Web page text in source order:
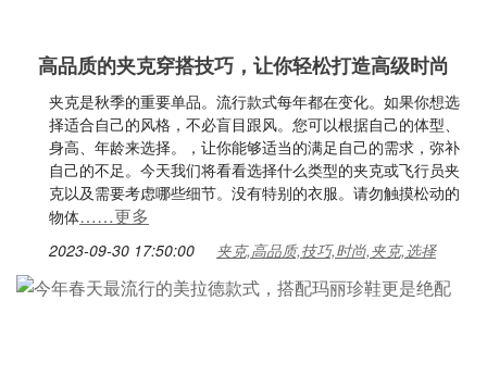
高品质的夹克穿搭技巧，让你轻松打造高级时尚
夹克是秋季的重要单品。流行款式每年都在变化。如果你想选
择适合自己的风格，不必盲目跟风。您可以根据自己的体型、
身高、年龄来选择。，让你能够适当的满足自己的需求，弥补
自己的不足。今天我们将看看选择什么类型的夹克或飞行员夹
克以及需要考虑哪些细节。没有特别的衣服。请勿触摸松动的
物体……更多
2023-09-30 17:50:00 夹克,高品质,技巧,时尚,夹克,选择